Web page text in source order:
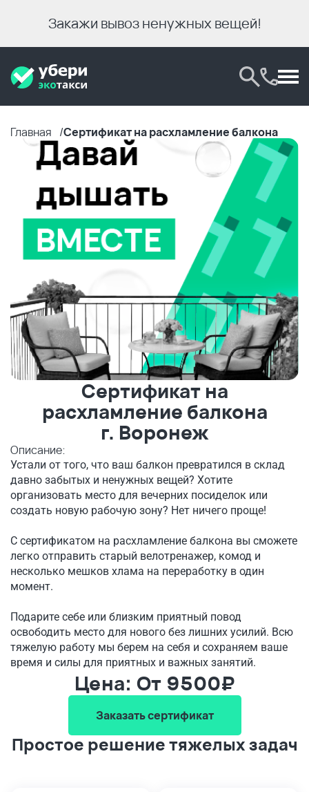
Закажи вывоз ненужных вещей!
Главная Сертификат на расхламление балкона
Сертификат на
расхламление балкона
г. Воронеж
Описание:
Устали от того, что ваш балкон превратился в склад
давно забытых и ненужных вещей? Хотите
организовать место для вечерних посиделок или
создать новую рабочую зону? Нет ничего проще!
С сертификатом на расхламление балкона вы сможете
легко отправить старый велотренажер, комод и
несколько мешков хлама на переработку в один
момент.
Подарите себе или близким приятный повод
освободить место для нового без лишних усилий. Всю
тяжелую работу мы берем на себя и сохраняем ваше
время и силы для приятных и важных занятий.
Цена: От 9500₽
Заказать сертификат
Простое решение тяжелых задач